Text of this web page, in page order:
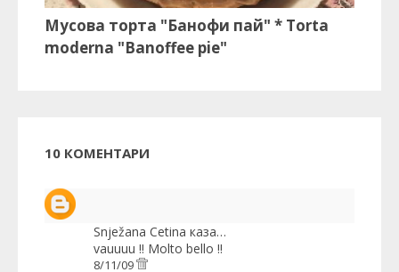
Мусова торта "Банофи пай" * Torta
moderna "Banoffee pie"
10 КОМЕНТАРИ
Snježana Cetina каза…
vauuuu !! Molto bello !!
8/11/09